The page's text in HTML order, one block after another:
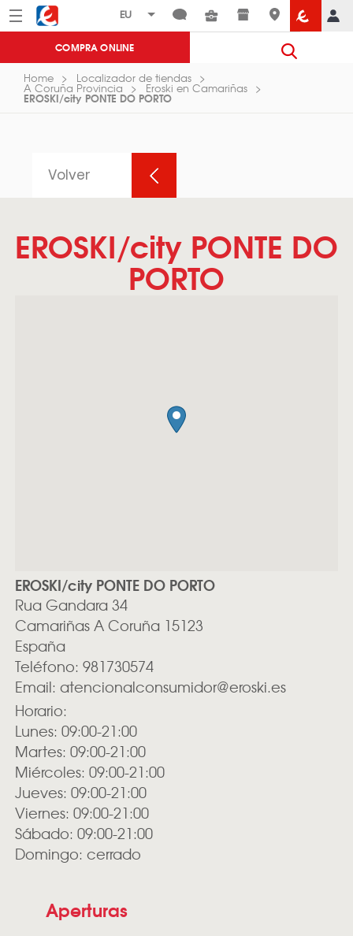
Menú Eroski
COMPRA ONLINE
Home Localizador de tiendas
A Coruña Provincia Eroski en Camariñas
EROSKI/city PONTE DO PORTO
Volver
EROSKI/city PONTE DO
PORTO
EROSKI/city PONTE DO PORTO
Rua Gandara 34
CamariñasA Coruña 15123
España
Teléfono: 981730574
Email: atencionalconsumidor@eroski.es
Horario:
Lunes: 09:00-21:00
Martes: 09:00-21:00
Miércoles: 09:00-21:00
Jueves: 09:00-21:00
Viernes: 09:00-21:00
Sábado: 09:00-21:00
Domingo: cerrado
Aperturas